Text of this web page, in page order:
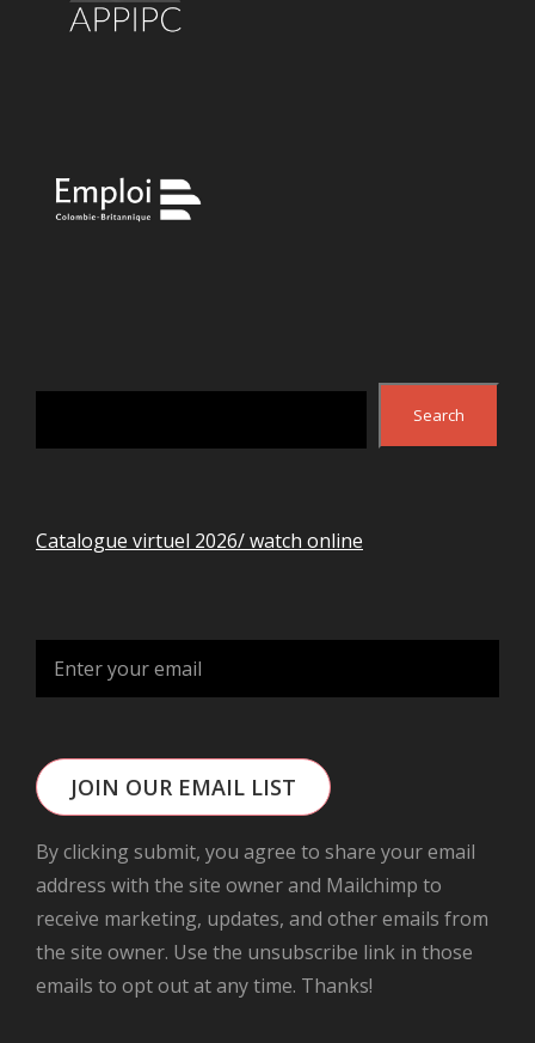
Search
Search
Catalogue virtuel 2026/ watch online
JOIN OUR EMAIL LIST
By clicking submit, you agree to share your email
address with the site owner and Mailchimp to
receive marketing, updates, and other emails from
the site owner. Use the unsubscribe link in those
emails to opt out at any time. Thanks!